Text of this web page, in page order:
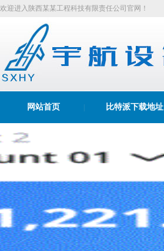
欢迎进入陕西某某工程科技有限责任公司官网！
网站首页 比特派下载地址